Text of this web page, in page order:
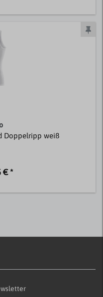
Doppelripp weiß
€ *